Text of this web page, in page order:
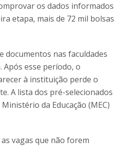
os dados informados
etapa, mais de 72 mil bolsas
documentos nas faculdades
Após esse período, o
à instituição perde o
A lista dos pré-selecionados
da Educação (MEC)
vagas que não forem